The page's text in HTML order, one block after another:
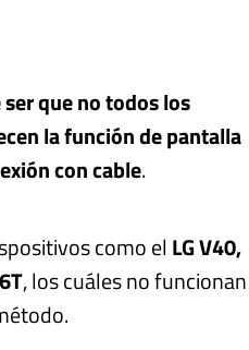
que no todos los
la función de pantalla
con cable.
como el LG V40,
, los cuáles no funcionan